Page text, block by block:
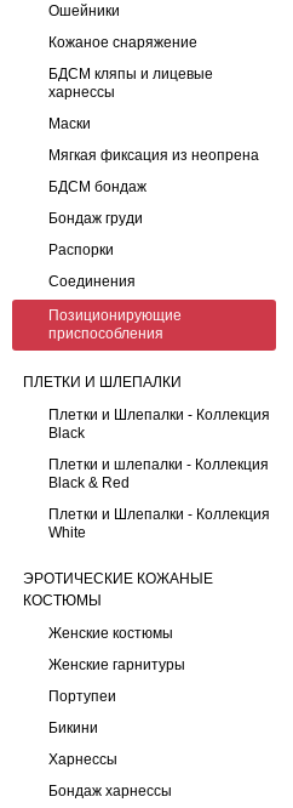
Ошейники
Кожаное снаряжение
БДСМ кляпы и лицевые
харнессы
Маски
Мягкая фиксация из неопрена
БДСМ бондаж
Бондаж груди
Распорки
Соединения
Позиционирующие
приспособления
ПЛЕТКИ И ШЛЕПАЛКИ
Плетки и Шлепалки - Коллекция
Black
Плетки и шлепалки - Коллекция
Black & Red
Плетки и Шлепалки - Коллекция
White
ЭРОТИЧЕСКИЕ КОЖАНЫЕ
КОСТЮМЫ
Женские костюмы
Женские гарнитуры
Портупеи
Бикини
Харнессы
Бондаж харнессы